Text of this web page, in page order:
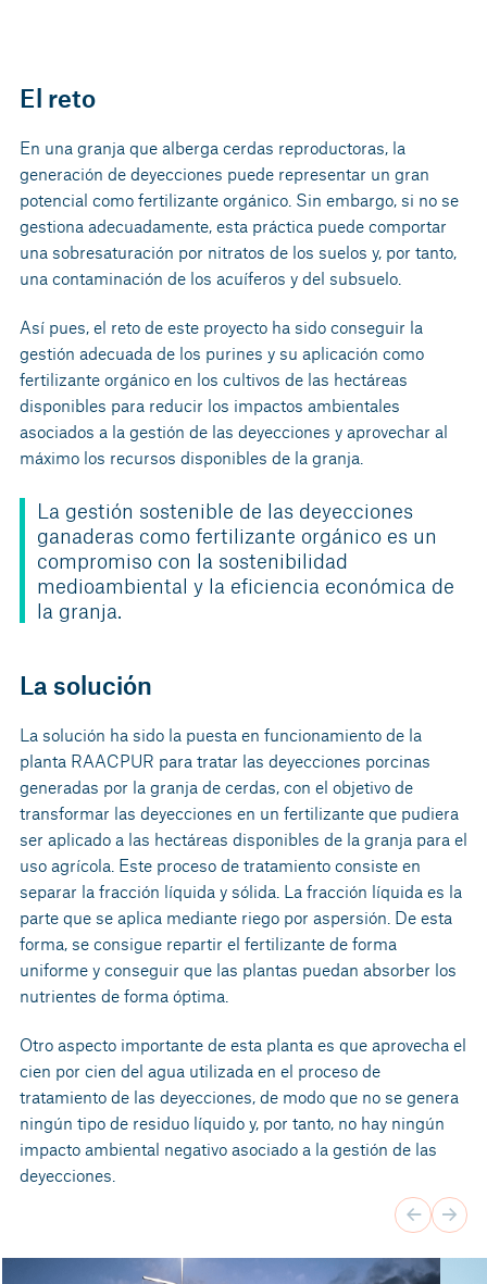
El reto
En una granja que alberga cerdas reproductoras, la
generación de deyecciones puede representar un gran
potencial como fertilizante orgánico. Sin embargo, si no se
gestiona adecuadamente, esta práctica puede comportar
una sobresaturación por nitratos de los suelos y, por tanto,
una contaminación de los acuíferos y del subsuelo.
Así pues, el reto de este proyecto ha sido conseguir la
gestión adecuada de los purines y su aplicación como
fertilizante orgánico en los cultivos de las hectáreas
disponibles para reducir los impactos ambientales
asociados a la gestión de las deyecciones y aprovechar al
máximo los recursos disponibles de la granja.
La gestión sostenible de las deyecciones
ganaderas como fertilizante orgánico es un
compromiso con la sostenibilidad
medioambiental y la eficiencia económica de
la granja.
La solución
La solución ha sido la puesta en funcionamiento de la
planta RAACPUR para tratar las deyecciones porcinas
generadas por la granja de cerdas, con el objetivo de
transformar las deyecciones en un fertilizante que pudiera
ser aplicado a las hectáreas disponibles de la granja para el
uso agrícola. Este proceso de tratamiento consiste en
separar la fracción líquida y sólida. La fracción líquida es la
parte que se aplica mediante riego por aspersión. De esta
forma, se consigue repartir el fertilizante de forma
uniforme y conseguir que las plantas puedan absorber los
nutrientes de forma óptima.
Otro aspecto importante de esta planta es que aprovecha el
cien por cien del agua utilizada en el proceso de
tratamiento de las deyecciones, de modo que no se genera
ningún tipo de residuo líquido y, por tanto, no hay ningún
impacto ambiental negativo asociado a la gestión de las
deyecciones.